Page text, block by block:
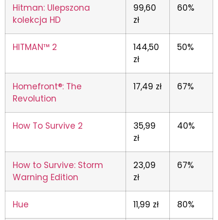
Hitman: Ulepszona
kolekcja HD
99,60
zł
60%
HITMAN™ 2
144,50
zł
50%
Homefront®: The
Revolution
17,49 zł 67%
How To Survive 2
35,99
zł
40%
How to Survive: Storm
Warning Edition
23,09
zł
67%
Hue 11,99 zł 80%